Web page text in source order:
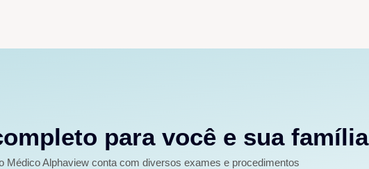
para você e sua família
Médico Alphaview conta com diversos exames e procedimentos